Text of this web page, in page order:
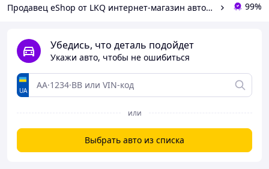
Продавец eShop от LKQ интернет-магазин автозапчастей 99%
Убедись, что деталь подойдет
Укажи авто, чтобы не ошибиться
UA
или
Выбрать авто из списка